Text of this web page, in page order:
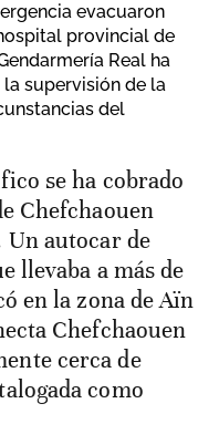
evacuaron
provincial de
Real ha
supervisión de la
del
Chefchaouen
Un autocar de
llevaba a más de
en la zona de Aïn
Chefchaouen
cerca de
como